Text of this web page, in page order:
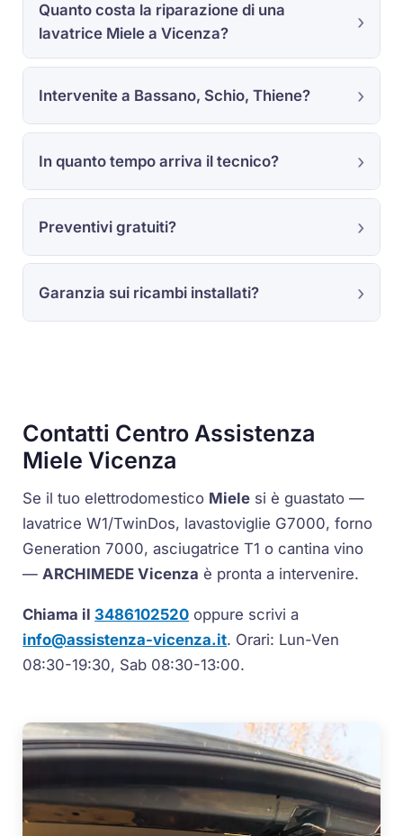
Quanto costa la riparazione di una
lavatrice Miele a Vicenza?
Intervenite a Bassano, Schio, Thiene?
In quanto tempo arriva il tecnico?
Preventivi gratuiti?
Garanzia sui ricambi installati?
Contatti Centro Assistenza
Miele Vicenza
Se il tuo elettrodomestico Miele si è guastato —
lavatriceW1/TwinDos, lavastoviglie G7000, forno
Generation 7000, asciugatriceT1 o cantina vino
— ARCHIMEDE Vicenza è pronta a intervenire.
Chiama il 3486102520 oppure scrivi a
info@assistenza-vicenza.it. Orari: Lun-Ven
08:30-19:30, Sab 08:30-13:00.